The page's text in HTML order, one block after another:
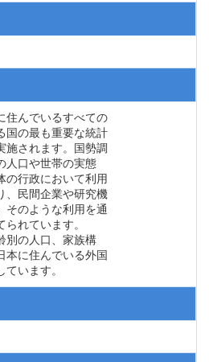
んでいるすべての
国の最も重要な統計
施されます。国勢調
人口や世帯の実態
の行政において利用
、民間企業や研究機
そのような利用を通
れています。
別の人口、家族構
本に住んでいる外国
います。